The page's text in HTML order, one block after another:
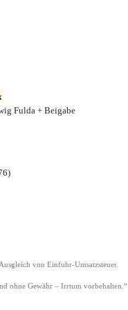
Fulda + Beigabe
von Einfuhr-Umsatzsteuer.
ohne Gewähr – Irrtum vorbehalten.“